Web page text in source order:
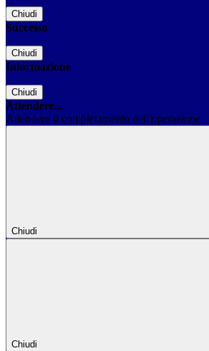
Chiudi
Successo
Chiudi
Informazione
Chiudi
Attendere...
Attendere il completamento dell'operazione...
Chiudi
Chiudi